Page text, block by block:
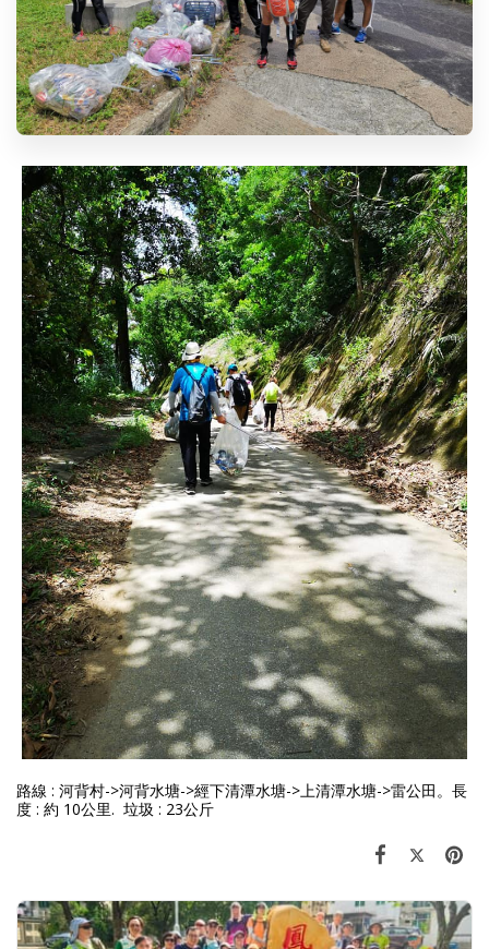
路線 : 河背村->河背水塘->經下清潭水塘->上清潭水塘->雷公田。長
度 : 約 10公里. 垃圾 : 23公斤